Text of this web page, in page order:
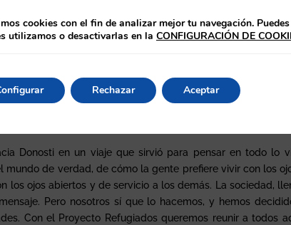
Así, pudimos conocer un poco mejor la vida de Ignacio
por el barrio de los pintores, hicimos una pequeña
Más tarde, volvimos a la capilla de Sèvres donde
concluir, participamos en una cena improvisada con la
acogida. La velada fue un estupendo remate final para
ellos.
Donosti en un viaje que sirvió para pensar en todo lo
mundo de verdad, de cómo la gente prefiere vivir con los
los ojos abiertos y de servicio a los demás. La sociedad,
Pero nosotros sí que lo hacemos, y hemos
Con el Proyecto Refugiados queremos reunir a todos
cookies con el fin de analizar mejor tu navegación.
utilizamos o desactivarlas en la CONFIGURACIÓN DE
Aceptar
Rechazar